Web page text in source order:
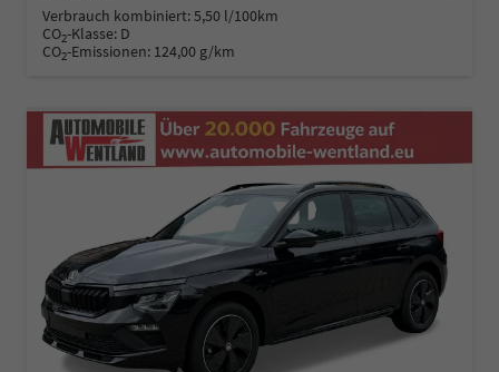
Verbrauch kombiniert:5,50 l/100km
CO2-Klasse: D
CO2-Emissionen: 124,00 g/km